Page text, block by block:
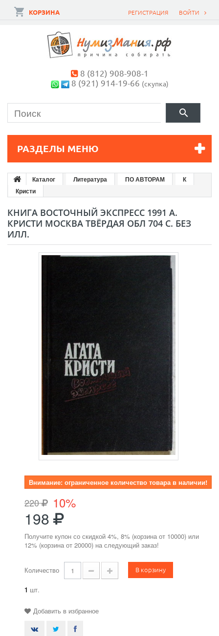
ВОЙТИ
РЕГИСТРАЦИЯ
КОРЗИНА
8 (812) 908-908-1
8 (921) 914-19-66 (скупка)
РАЗДЕЛЫ МЕНЮ
Каталог Литература ПО АВТОРАМ
К
Кристи
КНИГА ВОСТОЧНЫЙ ЭКСПРЕСС 1991 А.
КРИСТИ МОСКВА ТВЁРДАЯ ОБЛ 704 С. БЕЗ
ИЛЛ.
Внимание: ограниченное количество товара в наличии!
220 10%
198
Получите купон со скидкой 4%, 8% (корзина от 10000) или
12% (корзина от 20000) на следующий заказ!
Количество В корзину
1 шт.
Добавить в избранное